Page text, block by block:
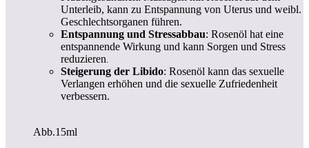
Unterleib, kann zu Entspannung von Uterus und weibl.
Geschlechtsorganen führen.
Entspannung und Stressabbau: Rosenöl hat eine
entspannende Wirkung und kann Sorgen und Stress
reduzieren.
Steigerung der Libido: Rosenöl kann das sexuelle
Verlangen erhöhen und die sexuelle Zufriedenheit
verbessern.
Abb.15ml